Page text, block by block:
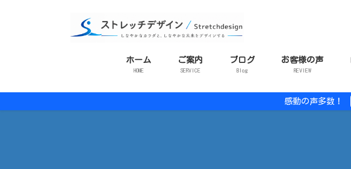
移
ン
ホーム
HOME
ご案内
SERVICE
ブログ
Blog
お客様の声
REVIEW
感動の声多数！